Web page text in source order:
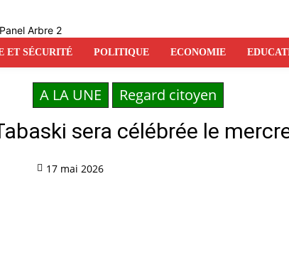
ET SÉCURITÉ POLITIQUE ECONOMIE
A LA UNE Regard citoyen
sera célébrée le
17 mai 2026